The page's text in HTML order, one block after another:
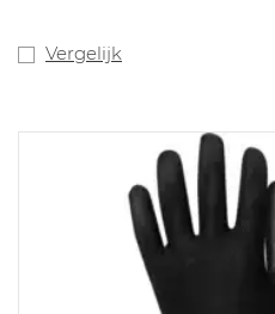
Vergelijk